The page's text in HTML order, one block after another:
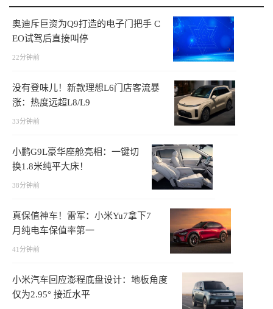
奥迪斥巨资为Q9打造的电子门把手 C
EO试驾后直接叫停
22分钟前
没有登味儿！新款理想L6门店客流暴
涨：热度远超L8/L9
33分钟前
小鹏G9L豪华座舱亮相：一键切
换1.8米纯平大床！
38分钟前
真保值神车！雷军：小米Yu7拿下7
月纯电车保值率第一
41分钟前
小米汽车回应澎程底盘设计：地板角度
仅为2.95° 接近水平